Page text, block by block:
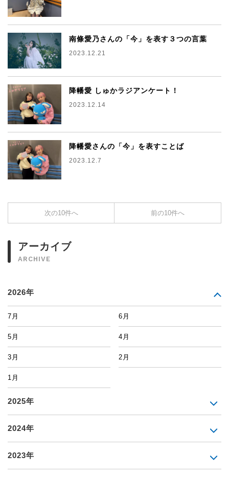
南條愛乃さんの「今」を表す３つの言葉
2023.12.21
降幡愛 しゅかラジアンケート！
2023.12.14
降幡愛さんの「今」を表すことば
2023.12.7
次の10件へ 前の10件へ
アーカイブ
ARCHIVE
2026年
7月 6月
5月 4月
3月 2月
1月
2025年
2024年
2023年